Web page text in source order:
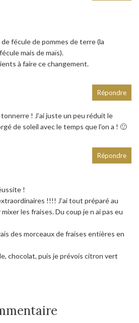
de fécule de pommes de terre (la
mais de maïs).
à faire ce changement.
! J’ai juste un peu réduit le
de soleil avec le temps que l’on a ! 🙂
Répondre
!
!!!! J’ai tout préparé au
les fraises. Du coup je n ai pas eu
des morceaux de fraises entières en
chocolat, puis je prévois citron vert
Répondre